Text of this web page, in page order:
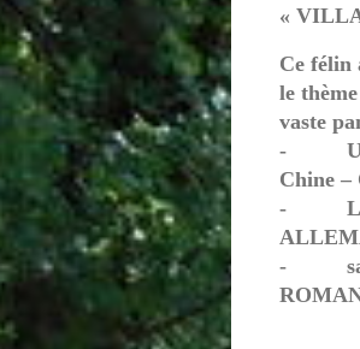
«
Ce félin
le
vaste
- Un
Chine –
- La
- sans